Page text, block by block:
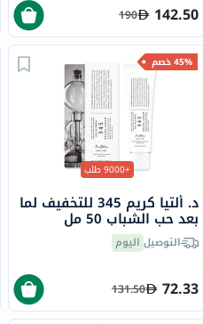
142.50
190
45% خصم
+9000 طلب
د. ألتيا كريم 345 للتخفيف لما
بعد حب الشباب 50 مل
التوصيل اليوم
72.33
131.50